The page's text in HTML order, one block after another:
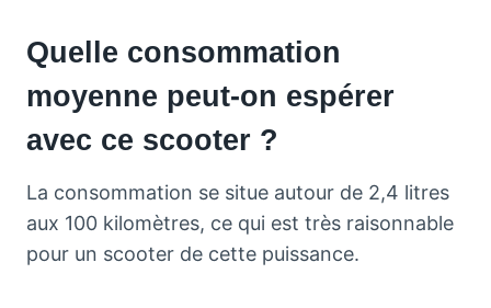
Quelle consommation
moyenne peut-on espérer
avec ce scooter ?
La consommation se situe autour de 2,4 litres
aux 100 kilomètres, ce qui est très raisonnable
pour un scooter de cette puissance.